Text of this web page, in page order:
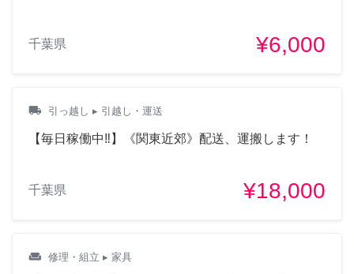
千葉県 ¥6,000
local_shipping 引っ越し ▸ 引越し・運送
【毎日稼働中‼︎】《関東近郊》配送、運搬します！
千葉県 ¥18,000
weekend 修理・組立 ▸ 家具